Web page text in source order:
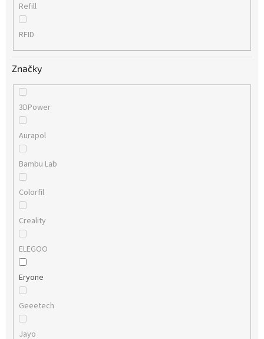
Refill
RFID
Značky
3DPower
Aurapol
Bambu Lab
Colorfil
Creality
ELEGOO
Eryone
Geeetech
Jayo